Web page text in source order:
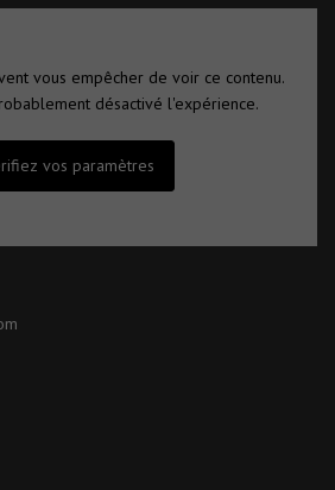
vous empêcher de voir ce contenu.
désactivé l'expérience.
vos paramètres